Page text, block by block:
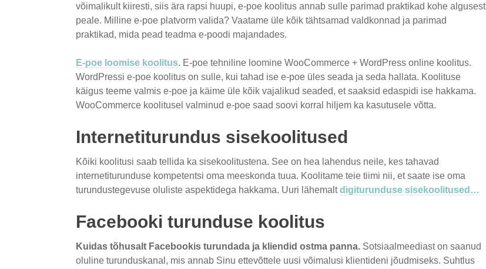
võimalikult kiiresti, siis ära rapsi huupi, e-poe koolitus annab sulle parimad praktikad kohe algusest
peale. Milline e-poe platvorm valida? Vaatame üle kõik tähtsamad valdkonnad ja parimad
praktikad, mida pead teadma e-poodi majandades.
E-poe loomise koolitus. E-poe tehniline loomine WooCommerce + WordPress online koolitus.
WordPressi e-poe koolitus on sulle, kui tahad ise e-poe üles seada ja seda hallata. Koolituse
käigus teeme valmis e-poe ja käime üle kõik vajalikud seaded, et saaksid edaspidi ise hakkama.
WooCommerce koolitusel valminud e-poe saad soovi korral hiljem ka kasutusele võtta.
Internetiturundus sisekoolitused
Kõiki koolitusi saab tellida ka sisekoolitustena. See on hea lahendus neile, kes tahavad
internetiturunduse kompetentsi oma meeskonda tuua. Koolitame teie tiimi nii, et saate ise oma
turundustegevuse oluliste aspektidega hakkama. Uuri lähemaltdigiturunduse sisekoolitused…
Facebooki turunduse koolitus
Kuidas tõhusalt Facebookis turundada ja kliendid ostma panna. Sotsiaalmeediast on saanud
oluline turunduskanal, mis annab Sinu ettevõttele uusi võimalusi klientideni jõudmiseks. Suhtlus